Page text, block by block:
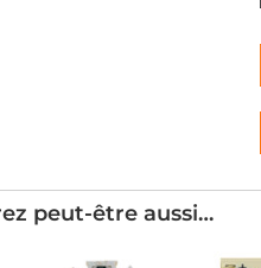
peut-être aussi…